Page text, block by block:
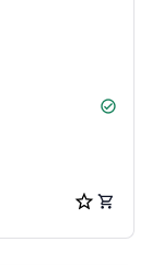
check_circle